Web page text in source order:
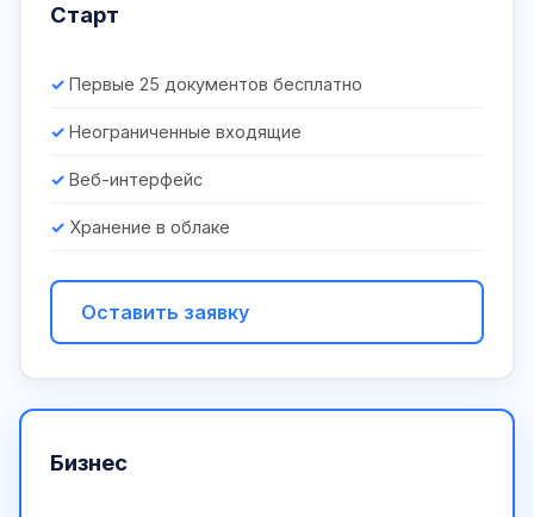
Старт
Первые 25 документов бесплатно
Неограниченные входящие
Веб-интерфейс
Хранение в облаке
Оставить заявку
Бизнес